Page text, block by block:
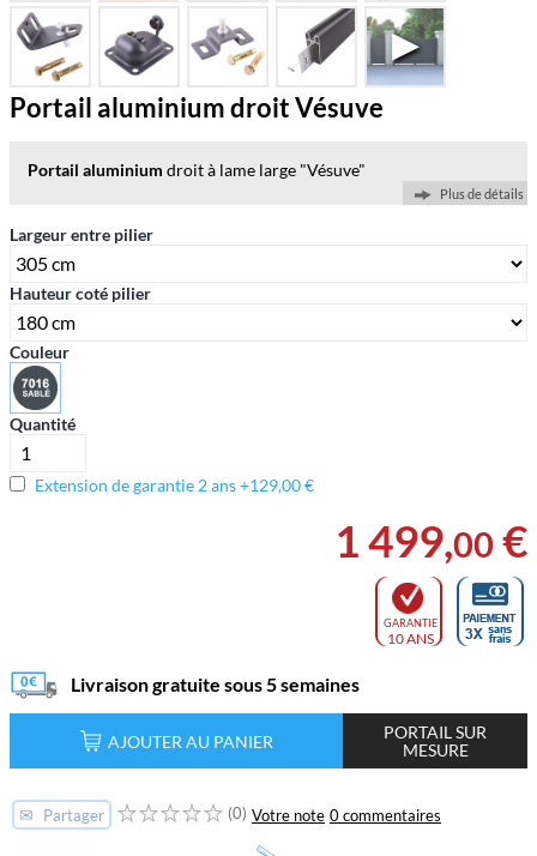
Portail aluminium droit Vésuve
Portail aluminium droit à lame large "Vésuve"
Plus de détails
Largeur entre pilier
Hauteur coté pilier
Couleur
Quantité
Extension de garantie 2 ans +129,00 €
1 499,00 €
GARANTIE
10 ANS
Livraison gratuite sous 5 semaines
AJOUTER AU PANIER
PORTAIL SUR
MESURE
✉ Partager (0) Votre note 0 commentaires